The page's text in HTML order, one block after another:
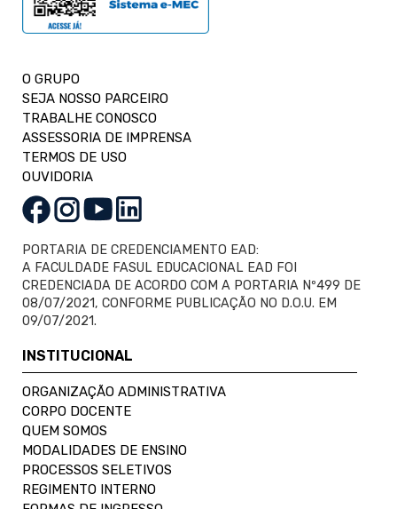
O GRUPO
SEJA NOSSO PARCEIRO
TRABALHE CONOSCO
ASSESSORIA DE IMPRENSA
TERMOS DE USO
OUVIDORIA
PORTARIA DE CREDENCIAMENTO EAD:
A FACULDADE FASUL EDUCACIONAL EAD FOI
CREDENCIADA DE ACORDO COM A PORTARIA Nº499 DE
08/07/2021, CONFORME PUBLICAÇÃO NO D.O.U. EM
09/07/2021.
INSTITUCIONAL
ORGANIZAÇÃO ADMINISTRATIVA
CORPO DOCENTE
QUEM SOMOS
MODALIDADES DE ENSINO
PROCESSOS SELETIVOS
REGIMENTO INTERNO